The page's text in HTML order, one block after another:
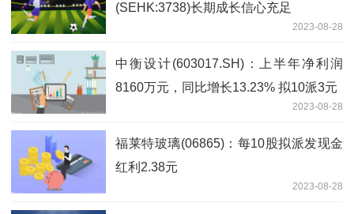
(SEHK:3738)长期成长信心充足
2023-08-28
中衡设计(603017.SH)：上半年净利润
8160万元，同比增长13.23% 拟10派3元
2023-08-28
福莱特玻璃(06865)：每10股拟派发现金
红利2.38元
2023-08-28